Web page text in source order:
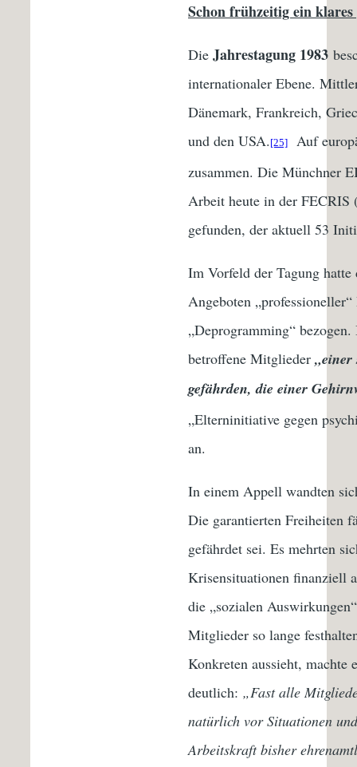
Schon frühzeitig ein
Die Jahrestagung 1983
internationaler Ebene.
Dänemark, Frankreich,
und den USA. [25]
Auf
zusammen. Die Münchner
Arbeit heute in der FECRIS
gefunden, der aktuell 53
Im Vorfeld der Tagung
Angeboten
„Deprogramming“
betroffene Mitglieder
gefährden, die einer
„Elterninitiative gegen
an.
In einem Appell wandten
Die garantierten Freiheiten
gefährdet sei. Es mehrten
Krisensituationen finanziell
die „sozialen
Mitglieder so lange
Konkreten aussieht,
deutlich: „Fast alle
natürlich vor Situationen
Arbeitskraft bisher